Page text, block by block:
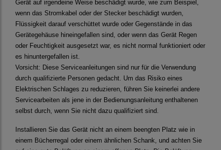
Gerät auf irgendeine Weise beschädigt wurde, wie zum Beispiel,
wenn das Stromkabel oder der Stecker beschädigt wurden,
Flüssigkeit darauf verschüttet wurde oder Gegenstände in das
Gerätegehäuse hineingefallen sind, oder wenn das Gerät Regen
oder Feuchtigkeit ausgesetzt war, es nicht normal funktioniert oder
es hinuntergefallen ist.
Vorsicht: Diese Serviceanleitungen sind nur für die Verwendung
durch qualifizierte Personen gedacht. Um das Risiko eines
Elektrischen Schlages zu reduzieren, führen Sie keinerlei andere
Servicearbeiten als jene in der Bedienungsanleitung enthaltenen
selbst durch, wenn Sie nicht dazu qualifiziert sind.
Installieren Sie das Gerät nicht an einem beengten Platz wie in
einem Bücherregal oder einem ähnlichen Schank, und achten Sie